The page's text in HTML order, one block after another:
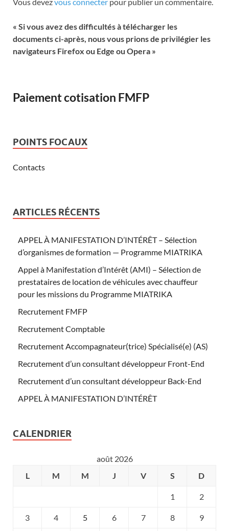
« Si vous avez des difficultés à télécharger les
documents ci-après, nous vous prions de privilégier les
navigateurs Firefox ou Edge ou Opera »
Paiement cotisation FMFP
POINTS FOCAUX
Contacts
ARTICLES RÉCENTS
APPEL À MANIFESTATION D’INTÉRÊT – Sélection
d’organismes de formation — Programme MIATRIKA
Appel à Manifestation d’Intérêt (AMI) – Sélection de
prestataires de location de véhicules avec chauffeur
pour les missions du Programme MIATRIKA
Recrutement FMFP
Recrutement Comptable
Recrutement Accompagnateur(trice) Spécialisé(e) (AS)
Recrutement d’un consultant développeur Front-End
Recrutement d’un consultant développeur Back-End
APPEL À MANIFESTATION D’INTÉRÊT
CALENDRIER
août 2026
L
M M J V S D
1 2
3 4 5 6 7 8 9